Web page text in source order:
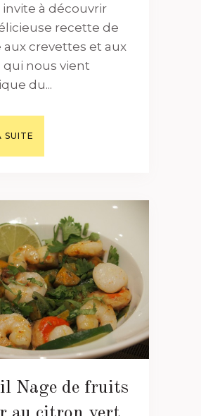
invite à découvrir
recette de
aux crevettes et aux
qui nous vient
du...
SUITE
Nage de fruits